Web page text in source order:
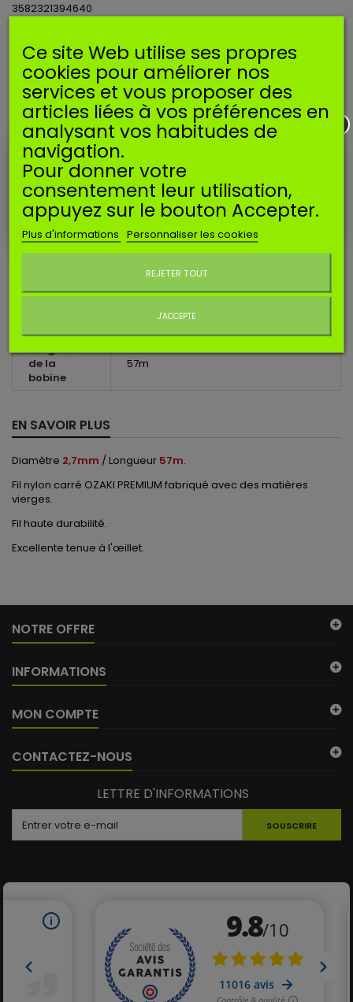
3582321394640
Diamètre2,7mm/ Longueur57m.
Disponible
Imprimer
15,90 €TTC
Quantité Ajouter au panier
FICHE TECHNIQUE
Taille du fil
2.7mm
Longueur
de la
bobine
57m
EN SAVOIR PLUS
Diamètre 2,7mm / Longueur 57m.
Fil nylon carré OZAKI PREMIUM fabriqué avec des matières
vierges.
Fil haute durabilité.
Excellente tenue à l'œillet.
NOTRE OFFRE
INFORMATIONS
MON COMPTE
CONTACTEZ-NOUS
LETTRE D'INFORMATIONS
SOUSCRIRE
Ce site Web utilise ses propres
cookies pour améliorer nos
services et vous proposer des
articles liées à vos préférences en
analysant vos habitudes de
navigation.
Pour donner votre
consentement leur utilisation,
appuyez sur le bouton Accepter.
Plus d'informations Personnaliser les cookies
REJETER TOUT
J'ACCEPTE